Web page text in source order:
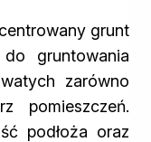
grunt
do gruntowania
zarówno
pomieszczeń.
podłoża oraz